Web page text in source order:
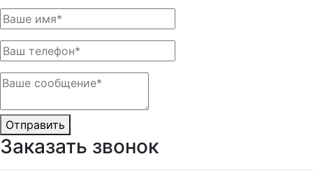
Отправить
Заказать звонок